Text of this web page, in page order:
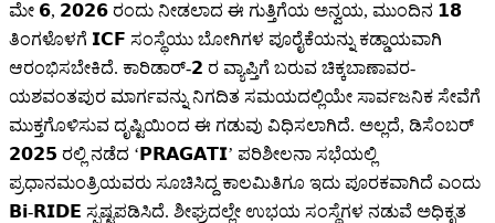
ಮೇ 𝟲, 𝟮𝟬𝟮𝟲 ರಂದು ನೀಡಲಾದ ಈ ಗುತ್ತಿಗೆಯ ಅನ್ವಯ, ಮುಂದಿನ 𝟭𝟴
ತಿಂಗಳೊಳಗೆ 𝗜𝗖𝗙 ಸಂಸ್ಥೆಯು ಬೋಗಿಗಳ ಪೂರೈಕೆಯನ್ನು ಕಡ್ಡಾಯವಾಗಿ
ಆರಂಭಿಸಬೇಕಿದೆ. ಕಾರಿಡಾರ್-𝟮 ರ ವ್ಯಾಪ್ತಿಗೆ ಬರುವ ಚಿಕ್ಕಬಾಣಾವರ-
ಯಶವಂತಪುರ ಮಾರ್ಗವನ್ನು ನಿಗದಿತ ಸಮಯದಲ್ಲಿಯೇ ಸಾರ್ವಜನಿಕ ಸೇವೆಗೆ
ಮುಕ್ತಗೊಳಿಸುವ ದೃಷ್ಟಿಯಿಂದ ಈ ಗಡುವು ವಿಧಿಸಲಾಗಿದೆ. ಅಲ್ಲದೆ, ಡಿಸೆಂಬರ್
𝟮𝟬𝟮𝟱 ರಲ್ಲಿ ನಡೆದ ‘𝗣𝗥𝗔𝗚𝗔𝗧𝗜’ ಪರಿಶೀಲನಾ ಸಭೆಯಲ್ಲಿ
ಪ್ರಧಾನಮಂತ್ರಿಯವರು ಸೂಚಿಸಿದ್ದ ಕಾಲಮಿತಿಗೂ ಇದು ಪೂರಕವಾಗಿದೆ ಎಂದು
𝗕𝗶-𝗥𝗜𝗗𝗘 ಸ್ಪಷ್ಟಪಡಿಸಿದೆ. ಶೀಘ್ರದಲ್ಲೇ ಉಭಯ ಸಂಸ್ಥೆಗಳ ನಡುವೆ ಅಧಿಕೃತ